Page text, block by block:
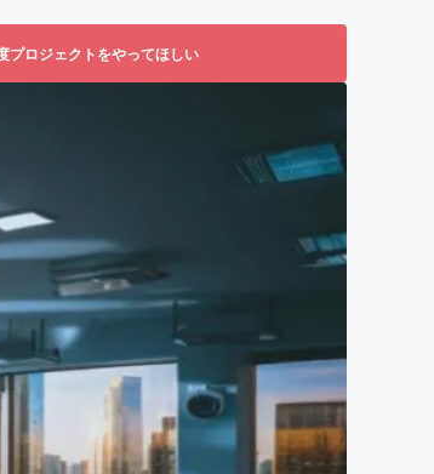
プロジェクトをやってほしい